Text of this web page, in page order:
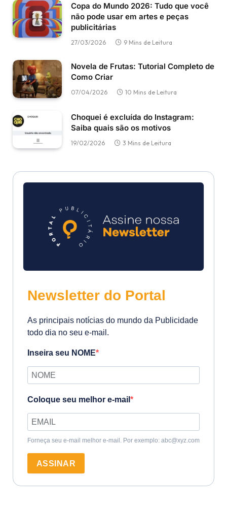
Copa do Mundo 2026: Tudo que você
não pode usar em artes e peças
publicitárias
27/03/2026 9 Mins de Leitura
Novela de Frutas: Tutorial Completo de
Como Criar
07/04/2026 10 Mins de Leitura
Choquei é excluída do Instagram:
Saiba quais são os motivos
19/02/2026 3 Mins de Leitura
Newsletter do Portal
As principais notícias do mundo da Publicidade
todo dia no seu e-mail.
Inseira seu NOME
Coloque seu melhor e-mail
Forneça seu e-mail melhor e-mail. Por exemplo: abc@xyz.com
ASSINAR